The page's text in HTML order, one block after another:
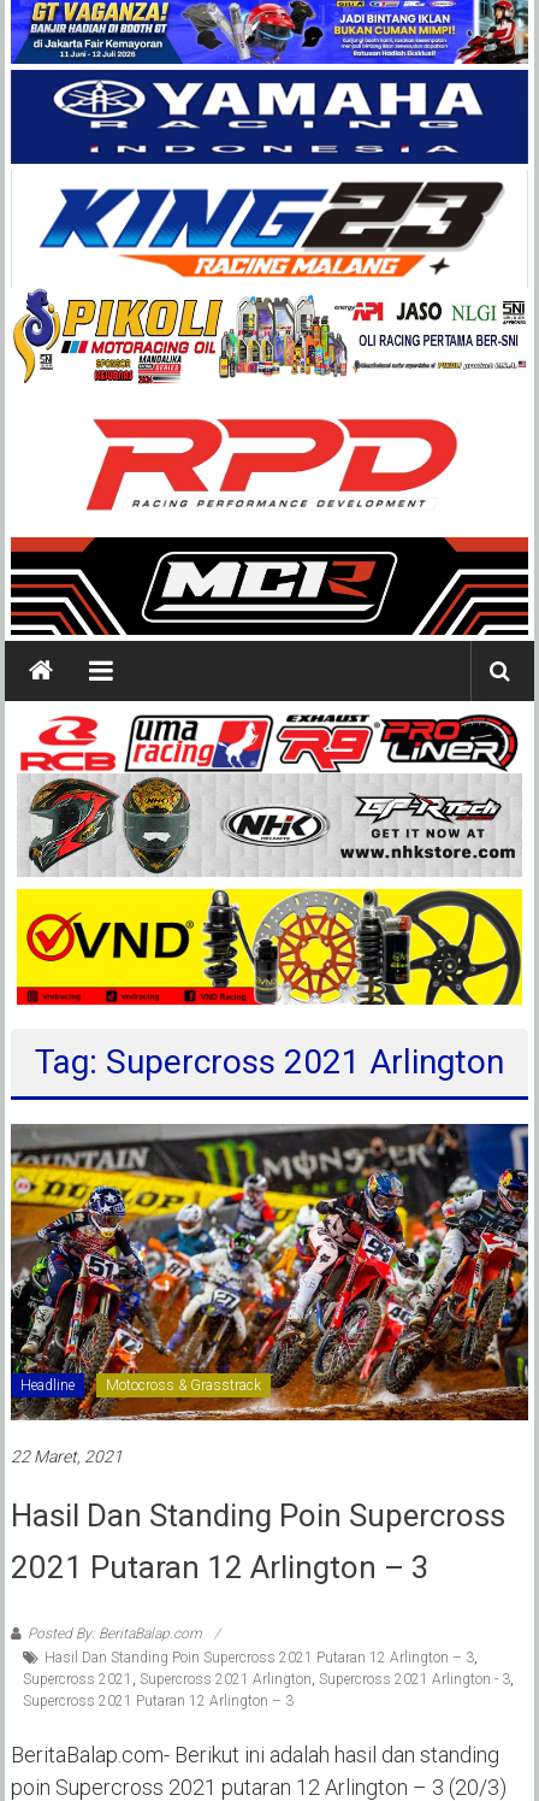
Balap
Paling
Lengkap
Tag: Supercross 2021 Arlington
Headline Motocross & Grasstrack
22 Maret, 2021
Hasil Dan Standing Poin Supercross
2021 Putaran 12 Arlington – 3
Posted By: BeritaBalap.com
Hasil Dan Standing Poin Supercross 2021 Putaran 12 Arlington – 3,
Supercross 2021 , Supercross 2021 Arlington, Supercross 2021 Arlington - 3,
Supercross 2021 Putaran 12 Arlington – 3
BeritaBalap.com- Berikut ini adalah hasil dan standing
poin Supercross 2021 putaran 12 Arlington – 3 (20/3)